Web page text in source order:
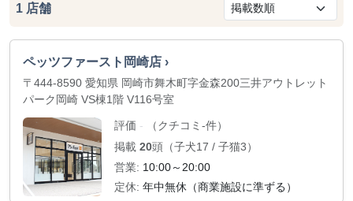
1 店舗
ペッツファースト岡崎店 ›
〒444-8590 愛知県 岡崎市舞木町字金森200三井アウトレット
パーク岡崎 VS棟1階 V116号室
評価 -
（クチコミ-件）
掲載 20頭（子犬17 / 子猫3）
営業: 10:00～20:00
定休: 年中無休（商業施設に準ずる）